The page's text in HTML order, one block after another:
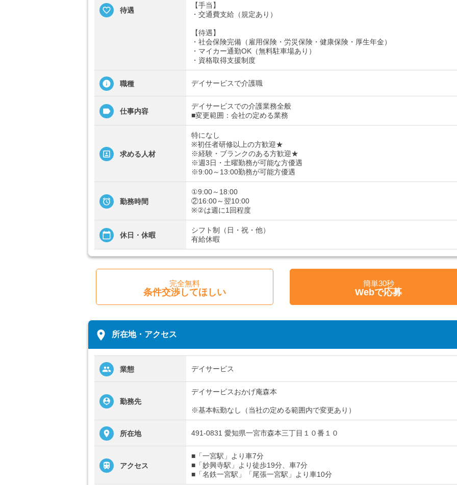
待遇
【手当】
・交通費支給（規定あり）
【待遇】
・社会保険完備（雇用保険・労災保険・健康保険・厚生年金）
・マイカー通勤OK（無料駐車場あり）
・資格取得支援制度
職種 デイサービスで介護職
仕事内容
デイサービスでの介護業務全般
■変更範囲：会社の定める業務
求める人材
特になし
※初任者研修以上の方歓迎★
※経験・ブランクのある方歓迎★
※週3日・土曜勤務が可能な方優遇
※9:00～13:00勤務が可能方優遇
勤務時間
①9:00～18:00
②16:00～翌10:00
※②は週に1回程度
休日・休暇
シフト制（日・祝・他）
有給休暇
完全無料
条件交渉してほしい
簡単30秒
Webで応募
place 所在地・アクセス
業態 デイサービス
勤務先
デイサービスおかげ庵森本
※基本転勤なし（当社の定める範囲内で変更あり）
所在地 491-0831 愛知県一宮市森本三丁目１０番１０
アクセス
■「一宮駅」より車7分
■「妙興寺駅」より徒歩19分、車7分
■「名鉄一宮駅」「尾張一宮駅」より車10分